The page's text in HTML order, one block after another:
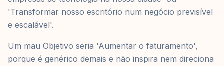
'Transformar nosso escritório num negócio previsível
e escalável'.
Um mau Objetivo seria 'Aumentar o faturamento',
porque é genérico demais e não inspira nem direciona